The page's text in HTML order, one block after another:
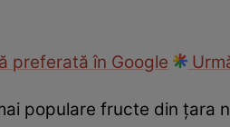
preferată în Google
populare fructe din țara